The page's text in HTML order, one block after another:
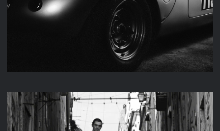
M & K FAHRZEUGTECHNIK